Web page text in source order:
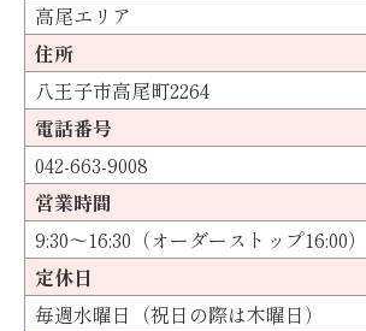
高尾エリア
住所
八王子市高尾町2264
電話番号
042-663-9008
営業時間
9:30〜16:30（オーダーストップ16:00
定休日
毎週水曜日（祝日の際は木曜日）